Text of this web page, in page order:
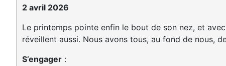
2 avril 2026
Le printemps pointe enfin le bout de son nez, et
réveillent aussi. Nous avons tous, au fond de nous,
S’engager :